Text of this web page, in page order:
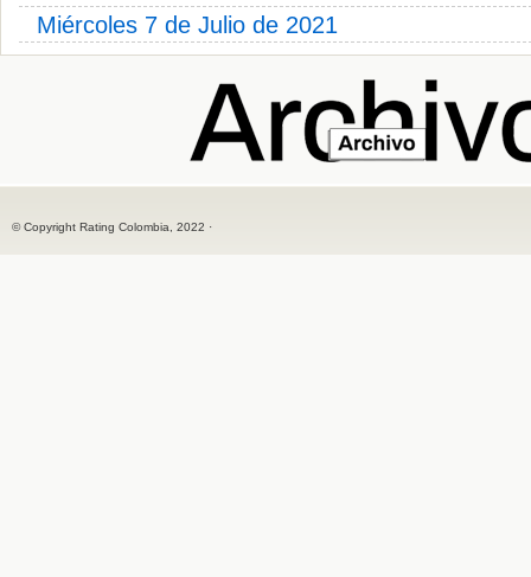
Miércoles 7 de Julio de 2021
© Copyright Rating Colombia, 2022 ·